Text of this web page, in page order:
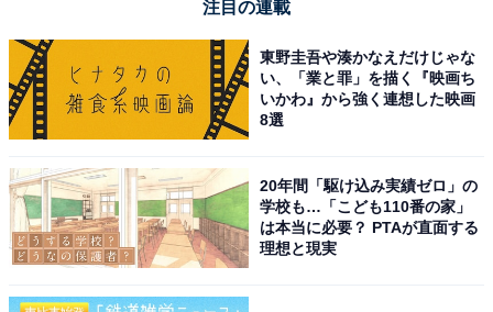
注目の連載
東野圭吾や湊かなえだけじゃな
い、「業と罪」を描く『映画ち
いかわ』から強く連想した映画
8選
20年間「駆け込み実績ゼロ」の
学校も…「こども110番の家」
は本当に必要？ PTAが直面する
理想と現実